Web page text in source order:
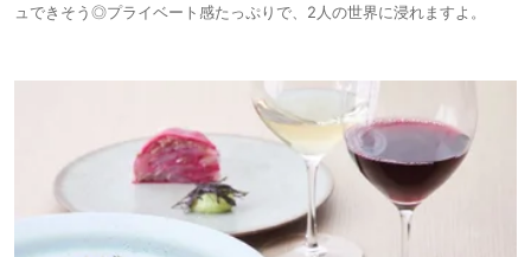
ュできそう◎プライベート感たっぷりで、2人の世界に浸れますよ。